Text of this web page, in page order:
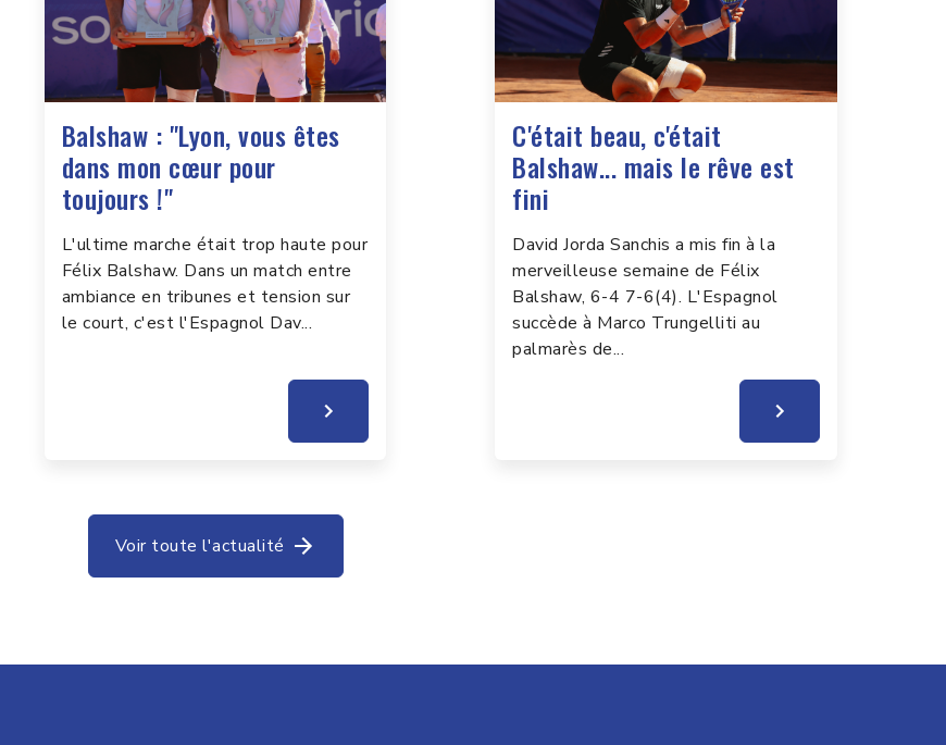
Balshaw : "Lyon, vous êtes
dans mon cœur pour
toujours !"
L'ultime marche était trop haute pour
Félix Balshaw. Dans un match entre
ambiance en tribunes et tension sur
le court, c'est l'Espagnol Dav...
C'était beau, c'était
Balshaw... mais le rêve est
fini
David Jorda Sanchis a mis fin à la
merveilleuse semaine de Félix
Balshaw, 6-4 7-6(4). L'Espagnol
succède à Marco Trungelliti au
palmarès de...
Voir toute l'actualité